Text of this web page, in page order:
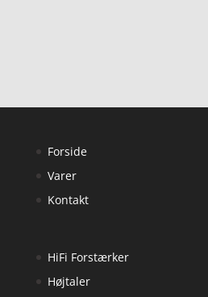
Forside
Varer
Kontakt
HiFi Forstærker
Højtaler